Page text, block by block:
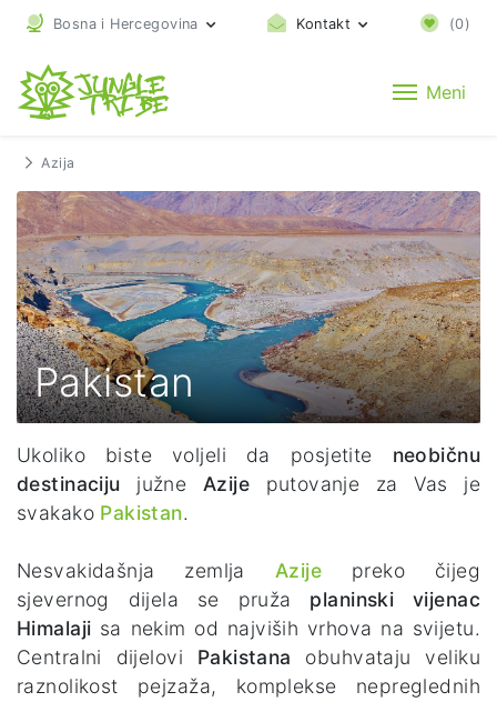
Bosna i Hercegovina Kontakt (0)
Meni
Azija
Pakistan
Ukoliko biste voljeli da posjetite neobičnu
destinaciju južne Azijeputovanje za Vas je
svakako Pakistan.
Nesvakidašnja zemlja Azijepreko čijeg
sjevernog dijela se pruža planinski vijenac
Himalaji sa nekim od najviših vrhova na svijetu.
Centralni dijelovi Pakistana obuhvataju veliku
raznolikost pejzaža, komplekse nepreglednih